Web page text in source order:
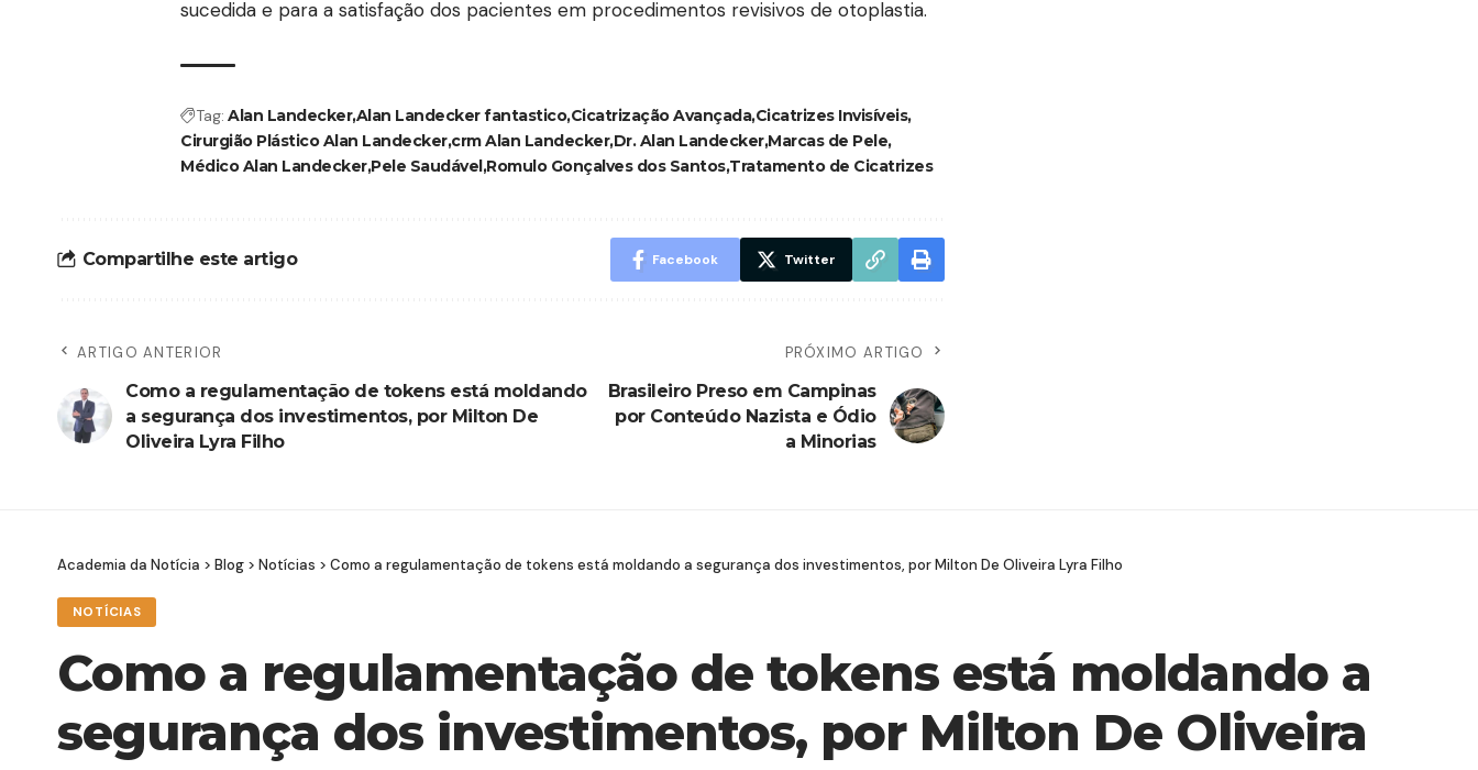
sucedida e para a satisfação dos pacientes em procedimentos revisivos de otoplastia.
Tag: Alan LandeckerAlan Landecker fantasticoCicatrização AvançadaCicatrizes Invisíveis
Cirurgião Plástico Alan Landeckercrm Alan LandeckerDr. Alan LandeckerMarcas de Pele
Médico Alan LandeckerPele SaudávelRomulo Gonçalves dos SantosTratamento de Cicatrizes
Compartilhe este artigo Facebook Twitter
ARTIGO ANTERIOR
Como a regulamentação de tokens está moldando
a segurança dos investimentos, por Milton De
Oliveira Lyra Filho
PRÓXIMO ARTIGO
Brasileiro Preso em Campinas
por Conteúdo Nazista e Ódio
a Minorias
Academia da Notícia > Blog > Notícias > Como a regulamentação de tokens está moldando a segurança dos investimentos, por Milton De Oliveira Lyra Filho
NOTÍCIAS
Como a regulamentação de tokens está moldando a
segurança dos investimentos, por Milton De Oliveira